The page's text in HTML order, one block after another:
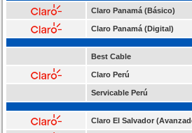
Claro Panamá (Básico)
Claro Panamá (Digital)
Best Cable
Claro Perú
Servicable Perú
Claro El Salvador